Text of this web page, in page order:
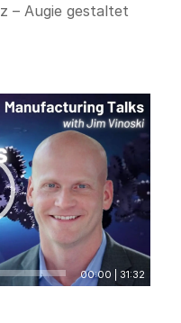
– Augie gestaltet
00:00 31:32